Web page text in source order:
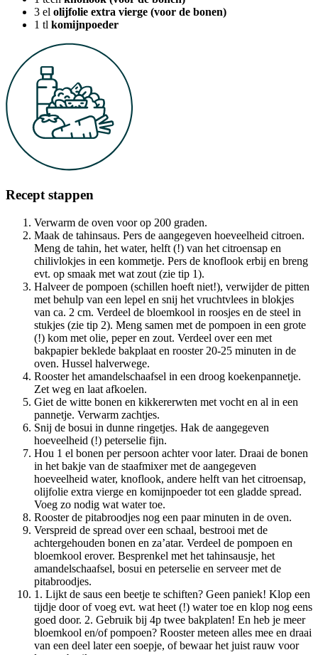
3 el olijfolie extra vierge (voor de bonen)
1 tl komijnpoeder
Recept stappen
Verwarm de oven voor op 200 graden.
Maak de tahinsaus. Pers de aangegeven hoeveelheid citroen.
Meng de tahin, het water, helft (!) van het citroensap en
chilivlokjes in een kommetje. Pers de knoflook erbij en breng
evt. op smaak met wat zout (zie tip 1).
Halveer de pompoen (schillen hoeft niet!), verwijder de pitten
met behulp van een lepel en snij het vruchtvlees in blokjes
van ca. 2 cm. Verdeel de bloemkool in roosjes en de steel in
stukjes (zie tip 2). Meng samen met de pompoen in een grote
(!) kom met olie, peper en zout. Verdeel over een met
bakpapier beklede bakplaat en rooster 20-25 minuten in de
oven. Hussel halverwege.
Rooster het amandelschaafsel in een droog koekenpannetje.
Zet weg en laat afkoelen.
Giet de witte bonen en kikkererwten met vocht en al in een
pannetje. Verwarm zachtjes.
Snij de bosui in dunne ringetjes. Hak de aangegeven
hoeveelheid (!) peterselie fijn.
Hou 1 el bonen per persoon achter voor later. Draai de bonen
in het bakje van de staafmixer met de aangegeven
hoeveelheid water, knoflook, andere helft van het citroensap,
olijfolie extra vierge en komijnpoeder tot een gladde spread.
Voeg zo nodig wat water toe.
Rooster de pitabroodjes nog een paar minuten in de oven.
Verspreid de spread over een schaal, bestrooi met de
achtergehouden bonen en za’atar. Verdeel de pompoen en
bloemkool erover. Besprenkel met het tahinsausje, het
amandelschaafsel, bosui en peterselie en serveer met de
pitabroodjes.
1. Lijkt de saus een beetje te schiften? Geen paniek! Klop een
tijdje door of voeg evt. wat heet (!) water toe en klop nog eens
goed door. 2. Gebruik bij 4p twee bakplaten! En heb je meer
bloemkool en/of pompoen? Rooster meteen alles mee en draai
van een deel later een soepje, of bewaar het juist rauw voor